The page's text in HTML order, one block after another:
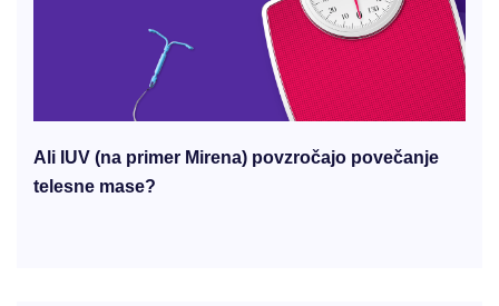
Ali IUV (na primer Mirena) povzročajo povečanje
telesne mase?